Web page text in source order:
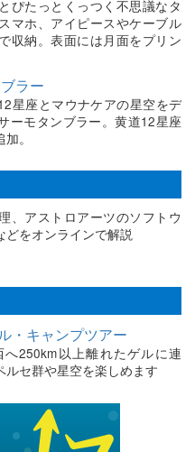
ぴたっとくっつく不思議なタ
マホ、アイピースやケーブル
収納。表面には月面をプリン
ラー
星座とマウナケアの星空をデ
ーモタンブラー。黄道12星座
。
、アストロアーツのソフトウ
どをオンラインで解説
・キャンプツアー
250km以上離れたゲルに連
セ群や星空を楽しめます